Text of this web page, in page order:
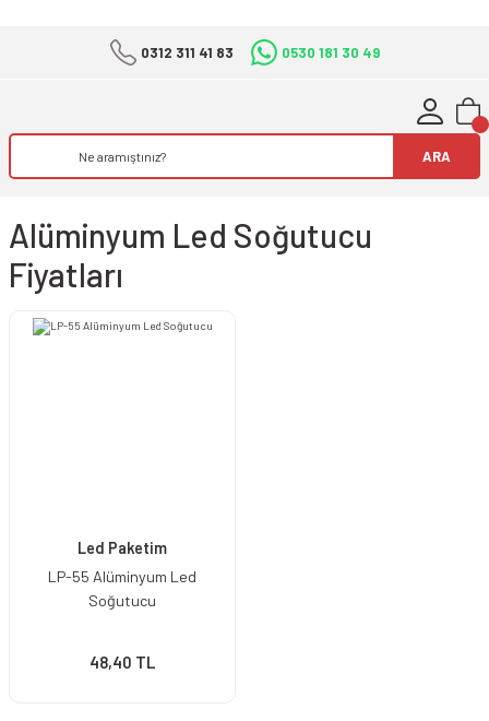
0312 311 41 83 0530 181 30 49
ARA
Alüminyum Led Soğutucu
Fiyatları
Led Paketim
LP-55 Alüminyum Led
Soğutucu
48,40 TL